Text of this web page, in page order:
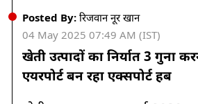
Posted By: रिजवान नूर खान
04 May 2025 07:49 AM (IST)
खेती उत्पादों का निर्यात 3 गुना
एयरपोर्ट बन रहा एक्सपोर्ट हब